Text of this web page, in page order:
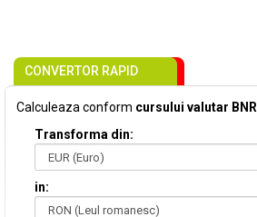
CONVERTOR RAPID
Calculeaza conform cursului valutar BNR
Transforma din:
in: